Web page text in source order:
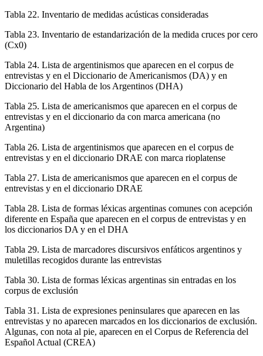
Tabla 22. Inventario de medidas acústicas consideradas
Tabla 23. Inventario de estandarización de la medida cruces por cero
(Cx0)
Tabla 24. Lista de argentinismos que aparecen en el corpus de
entrevistas y en el Diccionario de Americanismos (DA) y en
Diccionario del Habla de los Argentinos (DHA)
Tabla 25. Lista de americanismos que aparecen en el corpus de
entrevistas y en el diccionario da con marca americana (no
Argentina)
Tabla 26. Lista de argentinismos que aparecen en el corpus de
entrevistas y en el diccionario DRAE con marca rioplatense
Tabla 27. Lista de americanismos que aparecen en el corpus de
entrevistas y en el diccionario DRAE
Tabla 28. Lista de formas léxicas argentinas comunes con acepción
diferente en España que aparecen en el corpus de entrevistas y en
los diccionarios DA y en el DHA
Tabla 29. Lista de marcadores discursivos enfáticos argentinos y
muletillas recogidos durante las entrevistas
Tabla 30. Lista de formas léxicas argentinas sin entradas en los
corpus de exclusión
Tabla 31. Lista de expresiones peninsulares que aparecen en las
entrevistas y no aparecen marcados en los diccionarios de exclusión.
Algunas, con nota al pie, aparecen en el Corpus de Referencia del
Español Actual (CREA)